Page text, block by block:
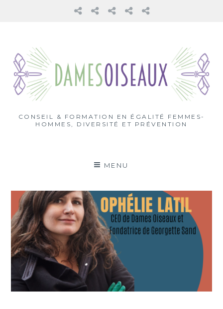
ACCUEILL’APPROCHE
Solutions
ContactDames
contenu
CONSEIL & FORMATION EN ÉGALITÉ FEMMES-
HOMMES, DIVERSITÉ ET PRÉVENTION
MENU